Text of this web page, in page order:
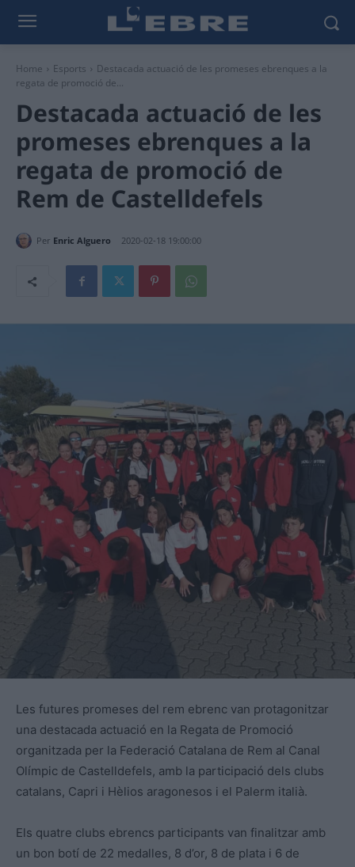
Home Esports
Destacada actuació de les promeses ebrenques a la
regata de promoció de...
Destacada actuació de les
promeses ebrenques a la
regata de promoció de
Rem de Castelldefels
Per Enric Alguero 2020-02-18 19:00:00
Les futures promeses del rem ebrenc van protagonitzar
una destacada actuació en la Regata de Promoció
organitzada per la Federació Catalana de Rem al Canal
Olímpic de Castelldefels, amb la participació dels clubs
catalans, Capri i Hèlios aragonesos i el Palerm italià.
Els quatre clubs ebrencs participants van finalitzar amb
un bon botí de 22 medalles, 8 d’or, 8 de plata i 6 de